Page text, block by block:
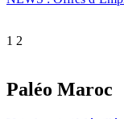
1 2
Paléo Maroc